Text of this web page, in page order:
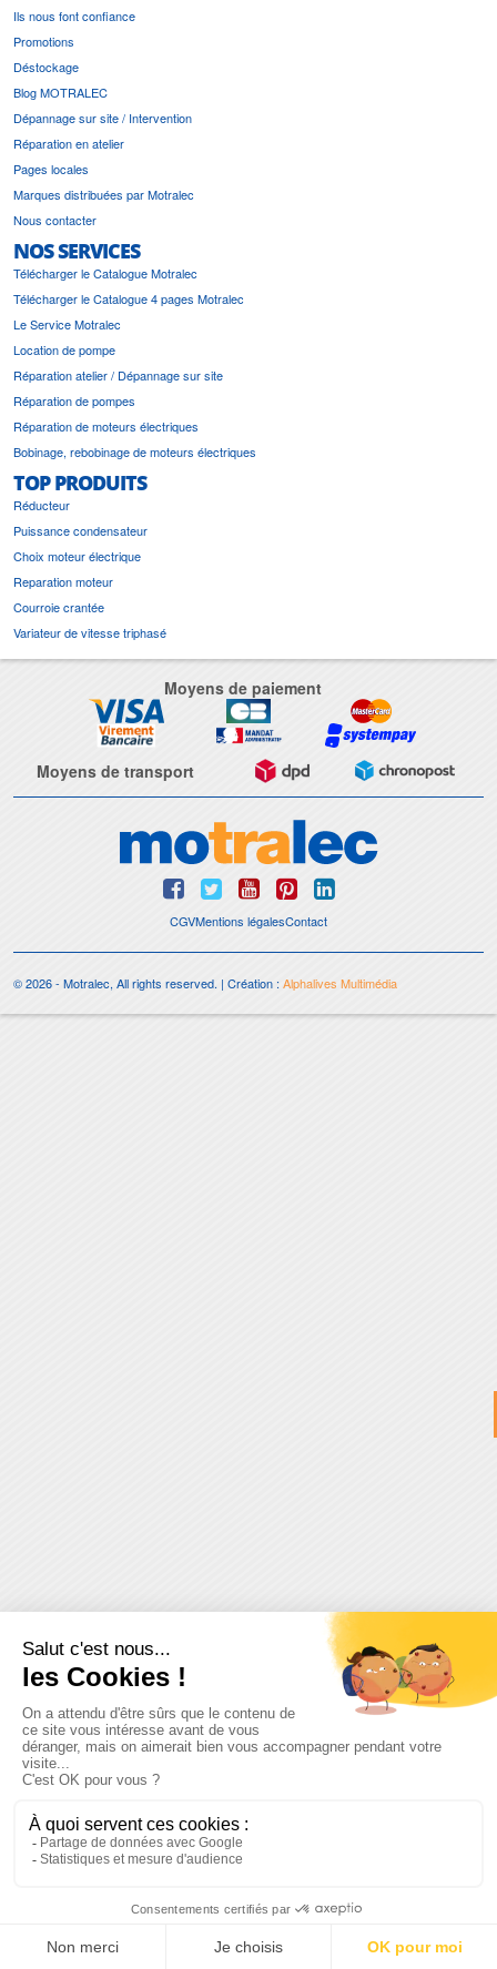
Ils nous font confiance
Promotions
Déstockage
Blog MOTRALEC
Dépannage sur site / Intervention
Réparation en atelier
Pages locales
Marques distribuées par Motralec
Nous contacter
NOS SERVICES
Télécharger le Catalogue Motralec
Télécharger le Catalogue 4 pages Motralec
Le Service Motralec
Location de pompe
Réparation atelier / Dépannage sur site
Réparation de pompes
Réparation de moteurs électriques
Bobinage, rebobinage de moteurs électriques
TOP PRODUITS
Réducteur
Puissance condensateur
Choix moteur électrique
Reparation moteur
Courroie crantée
Variateur de vitesse triphasé
Moyens de paiement
Moyens de transport
CGVMentions légalesContact
© 2026 - Motralec, All rights reserved. | Création :Alphalives Multimédia